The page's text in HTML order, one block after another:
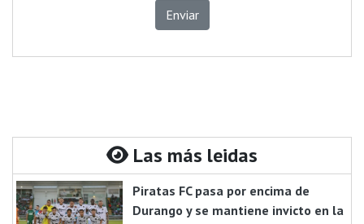
Enviar
Las más leidas
Piratas FC pasa por encima de
Durango y se mantiene invicto en la